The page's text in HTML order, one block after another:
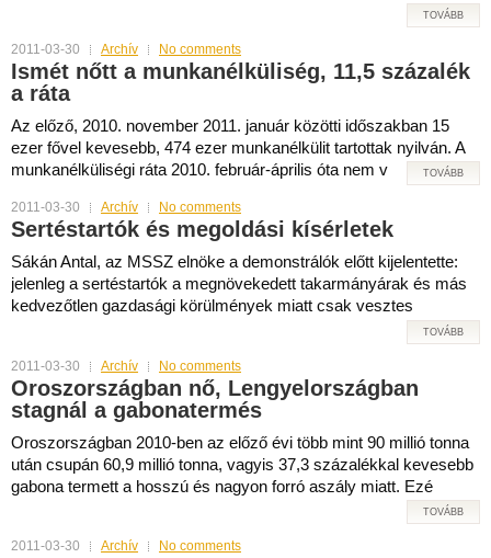
TOVÁBB
2011-03-30 Archív No comments
Ismét nőtt a munkanélküliség, 11,5 százalék
a ráta
Az előző, 2010. november 2011. január közötti időszakban 15
ezer fővel kevesebb, 474 ezer munkanélkülit tartottak nyilván. A
munkanélküliségi ráta 2010. február-április óta nem v
TOVÁBB
2011-03-30 Archív No comments
Sertéstartók és megoldási kísérletek
Sákán Antal, az MSSZ elnöke a demonstrálók előtt kijelentette:
jelenleg a sertéstartók a megnövekedett takarmányárak és más
kedvezőtlen gazdasági körülmények miatt csak vesztes
TOVÁBB
2011-03-30 Archív No comments
Oroszországban nő, Lengyelországban
stagnál a gabonatermés
Oroszországban 2010-ben az előző évi több mint 90 millió tonna
után csupán 60,9 millió tonna, vagyis 37,3 százalékkal kevesebb
gabona termett a hosszú és nagyon forró aszály miatt. Ezé
TOVÁBB
2011-03-30 Archív No comments